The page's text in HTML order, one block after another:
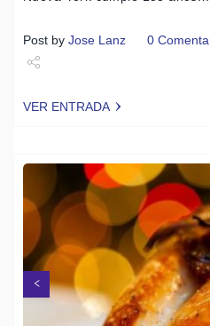
Post by Jose Lanz 0
VER ENTRADA